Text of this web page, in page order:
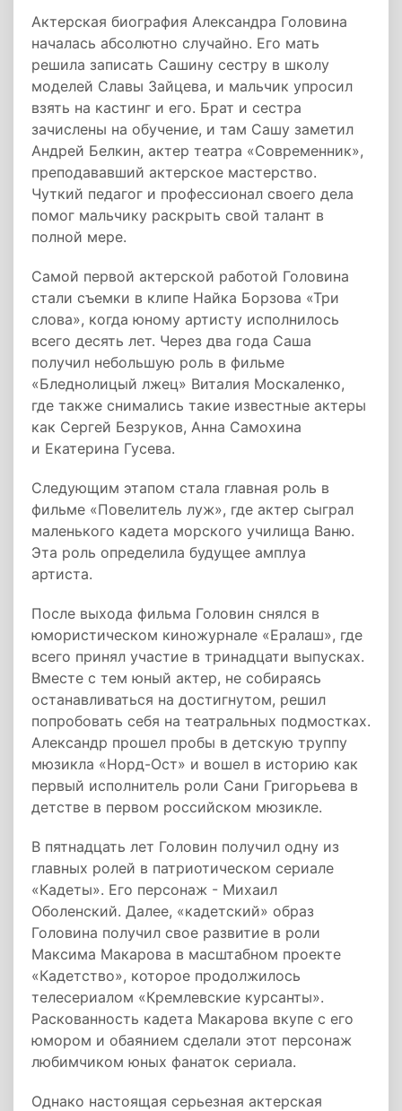
Актерская биография Александра Головина
началась абсолютно случайно. Его мать
решила записать Сашину сестру в школу
моделей Славы Зайцева, и мальчик упросил
взять на кастинг и его. Брат и сестра
зачислены на обучение, и там Сашу заметил
Андрей Белкин, актер театра «Современник»,
преподававший актерское мастерство.
Чуткий педагог и профессионал своего дела
помог мальчику раскрыть свой талант в
полной мере.
Самой первой актерской работой Головина
стали съемки в клипе Найка Борзова «Три
слова», когда юному артисту исполнилось
всего десять лет. Через два года Саша
получил небольшую роль в фильме
«Бледнолицый лжец» Виталия Москаленко,
где также снимались такие известные актеры
как Сергей Безруков, Анна Самохина
и Екатерина Гусева.
Следующим этапом стала главная роль в
фильме «Повелитель луж», где актер сыграл
маленького кадета морского училища Ваню.
Эта роль определила будущее амплуа
артиста.
После выхода фильма Головин снялся в
юмористическом киножурнале «Ералаш», где
всего принял участие в тринадцати выпусках.
Вместе с тем юный актер, не собираясь
останавливаться на достигнутом, решил
попробовать себя на театральных подмостках.
Александр прошел пробы в детскую труппу
мюзикла «Норд-Ост» и вошел в историю как
первый исполнитель роли Сани Григорьева в
детстве в первом российском мюзикле.
В пятнадцать лет Головин получил одну из
главных ролей в патриотическом сериале
«Кадеты». Его персонаж - Михаил
Оболенский. Далее, «кадетский» образ
Головина получил свое развитие в роли
Максима Макарова в масштабном проекте
«Кадетство», которое продолжилось
телесериалом «Кремлевские курсанты».
Раскованность кадета Макарова вкупе с его
юмором и обаянием сделали этот персонаж
любимчиком юных фанаток сериала.
Однако настоящая серьезная актерская